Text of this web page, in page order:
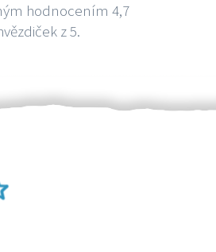
hodnocením 4,7
z 5.